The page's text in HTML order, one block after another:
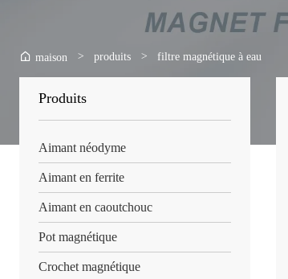
maison > produits > filtre magnétique à eau
Produits
Aimant néodyme
Aimant en ferrite
Aimant en caoutchouc
Pot magnétique
Crochet magnétique